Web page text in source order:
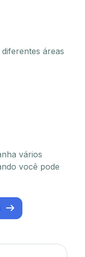
áreas
vários
você pode